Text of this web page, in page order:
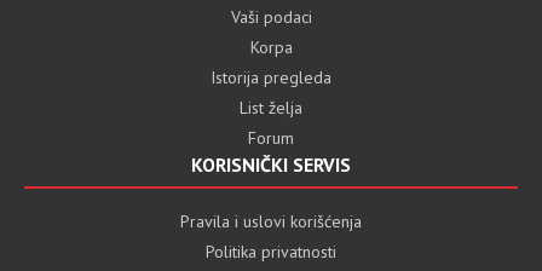
Vaši podaci
Korpa
Istorija pregleda
List želja
Forum
KORISNIČKI SERVIS
Pravila i uslovi korišćenja
Politika privatnosti